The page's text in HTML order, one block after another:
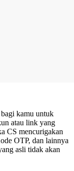
kamu untuk
atau link yang
CS mencurigakan
OTP, dan lainnya
asli tidak akan